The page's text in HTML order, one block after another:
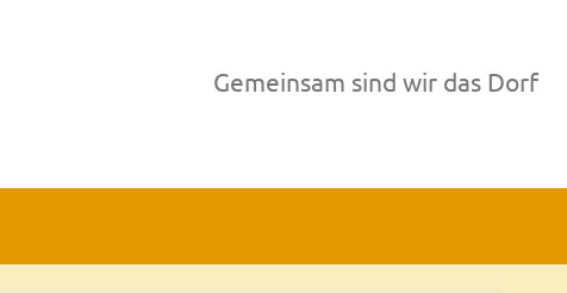
Gemeinsam sind wir das Dorf